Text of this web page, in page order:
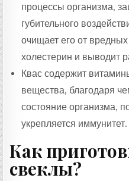
процессы организма,
губительного
очищает его от
холестерин и выводит
Квас содержит
вещества, благодаря
состояние организма,
укрепляется иммунитет.
Как
свеклы?